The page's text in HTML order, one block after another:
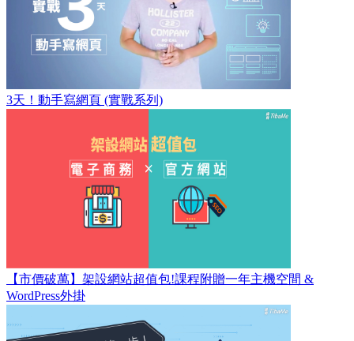
3天！動手寫網頁 (實戰系列)
【市價破萬】架設網站超值包!課程附贈一年主機空間 &
WordPress外掛